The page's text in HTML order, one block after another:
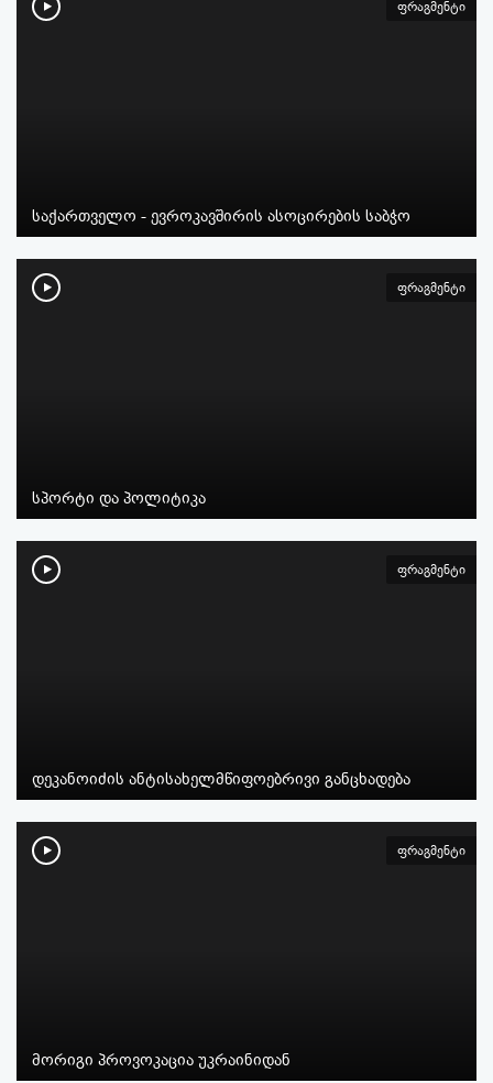
ფრაგმენტი
საქართველო - ევროკავშირის ასოცირების საბჭო
ფრაგმენტი
სპორტი და პოლიტიკა
ფრაგმენტი
დეკანოიძის ანტისახელმწიფოებრივი განცხადება
ფრაგმენტი
მორიგი პროვოკაცია უკრაინიდან